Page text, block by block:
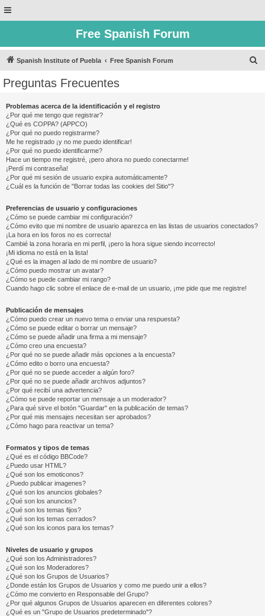
Free Spanish Forum
Spanish Institute of Puebla Free Spanish Forum
Preguntas Frecuentes
Problemas acerca de la identificación y el registro
¿Por qué me tengo que registrar?
¿Qué es COPPA? (APPCO)
¿Por qué no puedo registrarme?
Me he registrado ¡y no me puedo identificar!
¿Por qué no puedo identificarme?
Hace un tiempo me registré, ¡pero ahora no puedo conectarme!
¡Perdí mi contraseña!
¿Por qué mi sesión de usuario expira automáticamente?
¿Cuál es la función de "Borrar todas las cookies del Sitio"?
Preferencias de usuario y configuraciones
¿Cómo se puede cambiar mi configuración?
¿Cómo evito que mi nombre de usuario aparezca en las listas de usuarios conectados?
¡La hora en los foros no es correcta!
Cambié la zona horaria en mi perfil, ¡pero la hora sigue siendo incorrecto!
¡Mi idioma no está en la lista!
¿Qué es la imagen al lado de mi nombre de usuario?
¿Cómo puedo mostrar un avatar?
¿Cómo se puede cambiar mi rango?
Cuando hago clic sobre el enlace de e-mail de un usuario, ¡me pide que me registre!
Publicación de mensajes
¿Cómo puedo crear un nuevo tema o enviar una respuesta?
¿Cómo se puede editar o borrar un mensaje?
¿Cómo se puede añadir una firma a mi mensaje?
¿Cómo creo una encuesta?
¿Por qué no se puede añadir más opciones a la encuesta?
¿Cómo edito o borro una encuesta?
¿Por qué no se puede acceder a algún foro?
¿Por qué no se puede añadir archivos adjuntos?
¿Por qué recibí una advertencia?
¿Cómo se puede reportar un mensaje a un moderador?
¿Para qué sirve el botón "Guardar" en la publicación de temas?
¿Por qué mis mensajes necesitan ser aprobados?
¿Cómo hago para reactivar un tema?
Formatos y tipos de temas
¿Qué es el código BBCode?
¿Puedo usar HTML?
¿Qué son los emoticonos?
¿Puedo publicar imagenes?
¿Qué son los anuncios globales?
¿Qué son los anuncios?
¿Qué son los temas fijos?
¿Qué son los temas cerrados?
¿Qué son los iconos para los temas?
Niveles de usuario y grupos
¿Qué son los Administradores?
¿Qué son los Moderadores?
¿Qué son los Grupos de Usuarios?
¿Donde están los Grupos de Usuarios y como me puedo unir a ellos?
¿Cómo me convierto en Responsable del Grupo?
¿Por qué algunos Grupos de Usuarios aparecen en diferentes colores?
¿Qué es un "Grupo de Usuarios predeterminado"?